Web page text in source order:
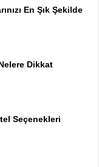
En Şık Şekilde
Dikkat
Seçenekleri